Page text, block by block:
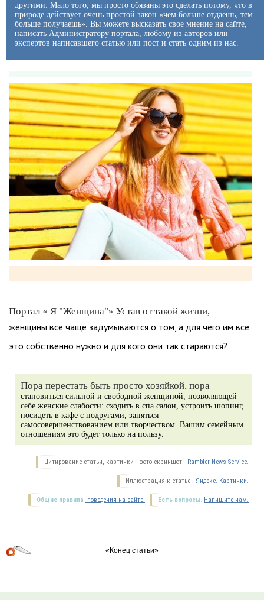
другими. Мало того, мы просто обязаны это сделать потому, что в
природе действует очень простой закон «чем больше отдаешь, тем
больше получаешь». Вы можете высказать свое мнение на сайте,
написать Администратору портала, любому из авторов или
экспертов написавшего статью или пост и стать одним из нас.
Портал « Я "Женщина"» Устав от такой жизни,
женщины все чаще задумываются о том, а для чего им все
это собственно нужно и для кого они так стараются?
Пора перестать быть просто хозяйкой, пора
становиться сильной и свободной женщиной, позволяющей
себе женские слабости: сходить в спа салон, устроить шопинг,
посидеть в кафе с подругами, заняться
самосовершенствованием или творчеством. Вашим семейным
отношениям это будет только на пользу.
Цитирование статьи, картинки - фото скриншот - Rambler News Service.
Иллюстрация к статье - Яндекс. Картинки.
Есть вопросы. Напишите нам.
Общие правила поведения на сайте.